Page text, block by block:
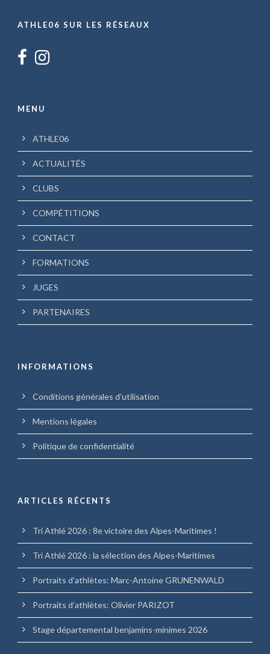
ATHLE06 SUR LES RÉSEAUX
MENU
ATHLE06
ACTUALITÉS
CLUBS
COMPÉTITIONS
CONTACT
FORMATIONS
JUGES
PARTENAIRES
INFORMATIONS
Conditions générales d’utilisation
Mentions légales
Politique de confidentialité
ARTICLES RÉCENTS
Tri Athlé 2026 : 8e victoire des Alpes-Maritimes !
Tri Athlé 2026 : la sélection des Alpes-Maritimes
Portraits d’athlètes: Marc-Antoine GRUNENWALD
Portraits d’athlètes: Olivier PARIZOT
Stage départemental benjamins-minimes 2026